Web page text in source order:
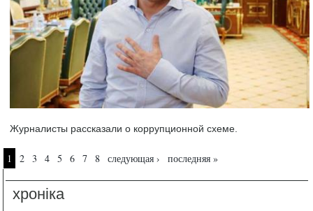
Журналисты рассказали о коррупционной схеме.
Страницы
1 2 3 4 5 6 7 8 следующая › последняя »
хроніка